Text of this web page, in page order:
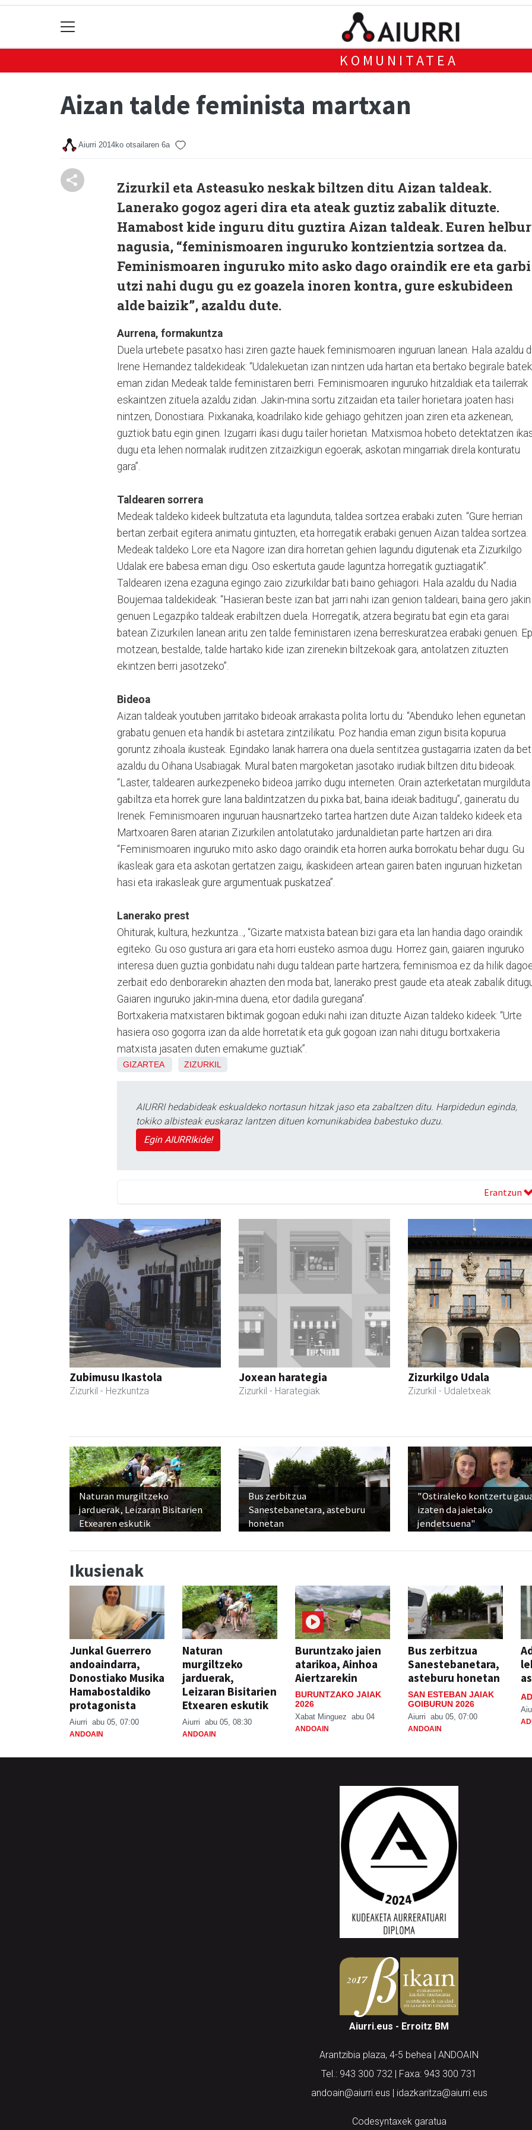
KOMUNITATEA
Aizan talde feminista martxan
Aiurri 2014ko otsailaren 6a
Zizurkil eta Asteasuko neskak biltzen ditu Aizan taldeak.
Lanerako gogoz ageri dira eta ateak guztiz zabalik dituzte.
Hamabost kide inguru ditu guztira Aizan taldeak. Euren
nagusia, “feminismoaren inguruko kontzientzia sortzea da.
Feminismoaren inguruko mito asko dago oraindik ere eta garbi
utzi nahi dugu gu ez goazela inoren kontra, gure eskubideen
alde baizik”, azaldu dute.
Aurrena, formakuntza
Duela urtebete pasatxo hasi ziren gazte hauek feminismoaren inguruan lanean. Hala azaldu
Irene Hernandez taldekideak: “Udalekuetan izan nintzen uda hartan eta bertako begirale batek
eman zidan Medeak talde feministaren berri. Feminismoaren inguruko hitzaldiak eta tailerrak
eskaintzen zituela azaldu zidan. Jakin-mina sortu zitzaidan eta tailer horietara joaten hasi
nintzen, Donostiara. Pixkanaka, koadrilako kide gehiago gehitzen joan ziren eta azkenean,
guztiok batu egin ginen. Izugarri ikasi dugu tailer horietan. Matxismoa hobeto detektatzen
dugu eta lehen normalak iruditzen zitzaizkigun egoerak, askotan mingarriak direla konturatu
gara”.
Taldearen sorrera
Medeak taldeko kideek bultzatuta eta lagunduta, taldea sortzea erabaki zuten. “Gure herrian
bertan zerbait egitera animatu gintuzten, eta horregatik erabaki genuen Aizan taldea sortzea.
Medeak taldeko Lore eta Nagore izan dira horretan gehien lagundu digutenak eta Zizurkilgo
Udalak ere babesa eman digu. Oso eskertuta gaude laguntza horregatik guztiagatik”.
Taldearen izena ezaguna egingo zaio zizurkildar bati baino gehiagori. Hala azaldu du Nadia
Boujemaa taldekideak: “Hasieran beste izan bat jarri nahi izan genion taldeari, baina gero jakin
genuen Legazpiko taldeak erabiltzen duela. Horregatik, atzera begiratu bat egin eta garai
batean Zizurkilen lanean aritu zen talde feministaren izena berreskuratzea erabaki genuen.
motzean, bestalde, talde hartako kide izan zirenekin biltzekoak gara, antolatzen zituzten
ekintzen berri jasotzeko”.
Bideoa
Aizan taldeak youtuben jarritako bideoak arrakasta polita lortu du: “Abenduko lehen egunetan
grabatu genuen eta handik bi astetara zintzilikatu. Poz handia eman zigun bisita kopurua
goruntz zihoala ikusteak. Egindako lanak harrera ona duela sentitzea gustagarria izaten da
azaldu du Oihana Usabiagak. Mural baten margoketan jasotako irudiak biltzen ditu bideoak.
“Laster, taldearen aurkezpeneko bideoa jarriko dugu interneten. Orain azterketatan murgilduta
gabiltza eta horrek gure lana baldintzatzen du pixka bat, baina ideiak baditugu”, gaineratu du
Irenek. Feminismoaren inguruan hausnartzeko tartea hartzen dute Aizan taldeko kideek eta
Martxoaren 8aren atarian Zizurkilen antolatutako jardunaldietan parte hartzen ari dira.
“Feminismoaren inguruko mito asko dago oraindik eta horren aurka borrokatu behar dugu. Gu
ikasleak gara eta askotan gertatzen zaigu, ikaskideen artean gairen baten inguruan hizketan
hasi eta irakasleak gure argumentuak puskatzea”.
Lanerako prest
Ohiturak, kultura, hezkuntza..., “Gizarte matxista batean bizi gara eta lan handia dago oraindik
egiteko. Gu oso gustura ari gara eta horri eusteko asmoa dugu. Horrez gain, gaiaren inguruko
interesa duen guztia gonbidatu nahi dugu taldean parte hartzera; feminismoa ez da hilik
zerbait edo denborarekin ahazten den moda bat, lanerako prest gaude eta ateak zabalik
Gaiaren inguruko jakin-mina duena, etor dadila guregana”.
Bortxakeria matxistaren biktimak gogoan eduki nahi izan dituzte Aizan taldeko kideek: “Urte
hasiera oso gogorra izan da alde horretatik eta guk gogoan izan nahi ditugu bortxakeria
matxista jasaten duten emakume guztiak”.
GIZARTEA ZIZURKIL
AIURRI hedabideak eskualdeko nortasun hitzak jaso eta zabaltzen ditu. Harpidedun eginda,
tokiko albisteak euskaraz lantzen dituen komunikabidea babestuko duzu.
Egin AIURRIkide!
Erantzun
Zubimusu Ikastola
Zizurkil - Hezkuntza
Joxean harategia
Zizurkil - Harategiak
Zizurkilgo Udala
Zizurkil - Udaletxeak
Naturan murgiltzeko
jarduerak, Leizaran Bisitarien
Etxearen eskutik
Bus zerbitzua
Sanestebanetara, asteburu
honetan
"Ostiraleko kontzertu
izaten da jaietako
jendetsuena"
Ikusienak
Junkal Guerrero
andoaindarra,
Donostiako Musika
Hamabostaldiko
protagonista
Aiurri abu 05, 07:00
ANDOAIN
Naturan
murgiltzeko
jarduerak,
Leizaran Bisitarien
Etxearen eskutik
Aiurri abu 05, 08:30
ANDOAIN
Buruntzako jaien
atarikoa, Ainhoa
Aiertzarekin
BURUNTZAKO JAIAK
2026
Xabat Minguez abu 04
ANDOAIN
Bus zerbitzua
Sanestebanetara,
asteburu honetan
SAN ESTEBAN JAIAK
GOIBURUN 2026
Aiurri abu 05, 07:00
ANDOAIN
Aiurri.eus - Erroitz BM
Arantzibia plaza, 4-5 behea | ANDOAIN
Tel.: 943 300 732 | Faxa: 943 300 731
andoain@aiurri.eus | idazkaritza@aiurri.eus
Codesyntaxek garatua